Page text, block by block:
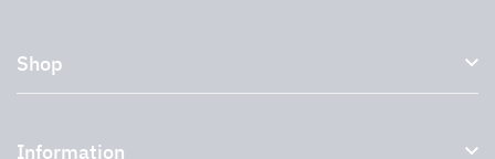
Shop
Eksterne vifter
Information